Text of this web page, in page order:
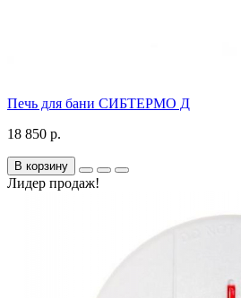
Печь для бани СИБТЕРМО Д
18 850 р.
В корзину
Лидер продаж!